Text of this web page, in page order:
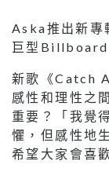
Aska推出新專
巨型Billboard
新歌《Catch
感性和理性之
重要？「我覺
懼，但感性地
希望大家會喜